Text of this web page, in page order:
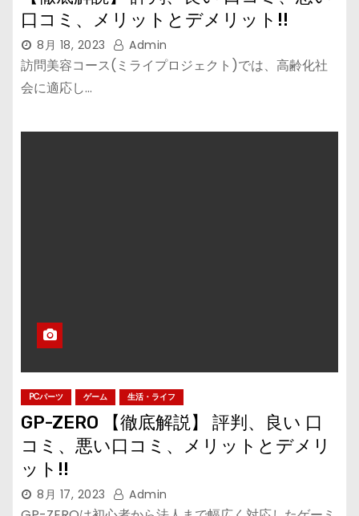
口コミ、メリットとデメリット!!
8月 18, 2023 Admin
訪問美容コース(ミライプロジェクト)では、高齢化社
会に適応し…
PCパーツ ゲーム 生活・ライフ
GP-ZERO 【徹底解説】 評判、良い 口
コミ、悪い口コミ、メリットとデメリ
ット!!
8月 17, 2023 Admin